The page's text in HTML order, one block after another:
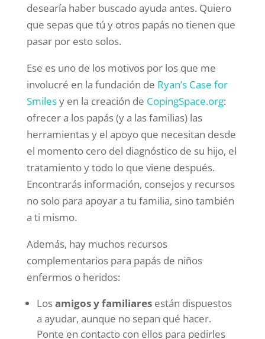
desearía haber buscado ayuda antes. Quiero
que sepas que tú y otros papás no tienen que
pasar por esto solos.
Ese es uno de los motivos por los que me
involucré en la fundación de Ryan’s Case for
Smilesy en la creación de CopingSpace.org:
ofrecer a los papás (y a las familias) las
herramientas y el apoyo que necesitan desde
el momento cero del diagnóstico de su hijo, el
tratamiento y todo lo que viene después.
Encontrarás información, consejos y recursos
no solo para apoyar a tu familia, sino también
a ti mismo.
Además, hay muchos recursos
complementarios para papás de niños
enfermos o heridos:
Losamigos y familiares están dispuestos
a ayudar, aunque no sepan qué hacer.
Ponte en contacto con ellos para pedirles